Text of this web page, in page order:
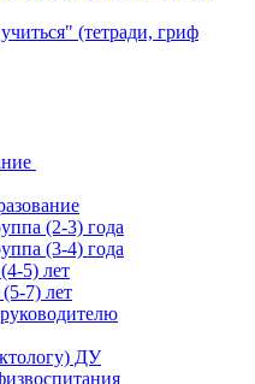
(тетради, гриф
(2-3) года
(3-4) года
5) лет
7) лет
ДУ